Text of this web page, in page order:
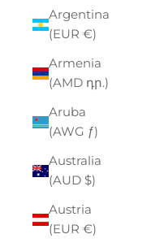
Argentina
(EUR €)
Armenia
(AMD դր.)
Aruba
(AWG ƒ)
Australia
(AUD $)
Austria
(EUR €)